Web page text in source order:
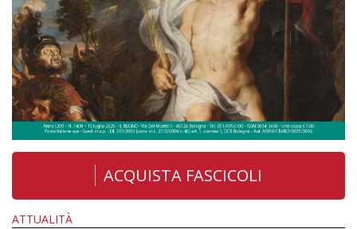
ACQUISTA FASCICOLI
ATTUALITÀ